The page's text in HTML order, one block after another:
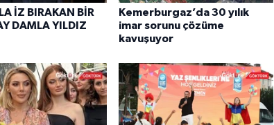
İZ BIRAKAN BİR
DAMLA YILDIZ
Kemerburgaz’da 30 yılık
imar sorunu çözüme
kavuşuyor